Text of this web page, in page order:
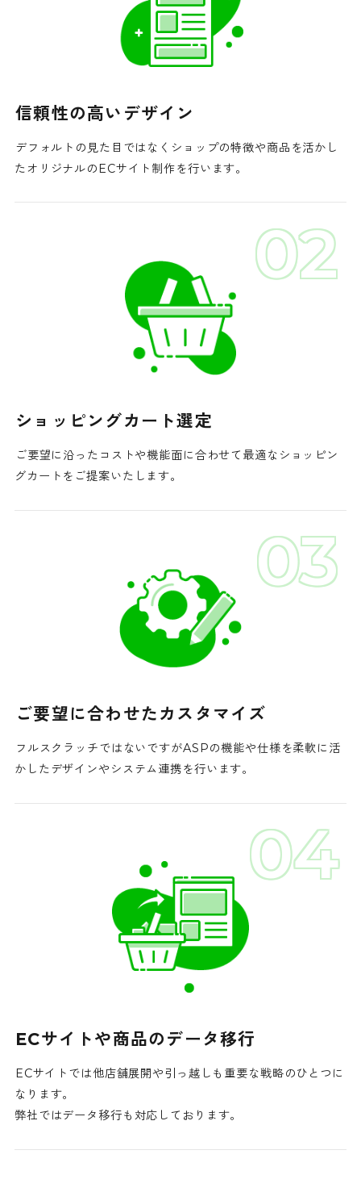
信頼性の高いデザイン
デフォルトの見た目ではなく ショップの特徴や商品を活かし
た オリジナルのECサイト制作を行います。
02
ショッピングカート選定
ご要望に沿ったコストや機能面に合わせて 最適なショッピン
グカートを ご提案いたします。
03
ご要望に合わせたカスタマイズ
フルスクラッチではないですがASPの機能や仕様を柔軟に活
かしたデザインや システム連携を行います。
04
ECサイトや商品のデータ移行
ECサイトでは他店舗展開や引っ越しも 重要な戦略のひとつに
なります。
弊社ではデータ移行も対応しております。